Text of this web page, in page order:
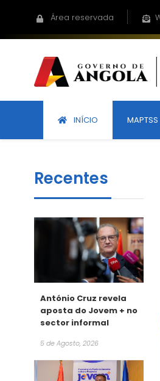
Área reservada
INÍCIO MAPTSS
Recentes
António Cruz revela
aposta do Jovem + no
sector informal
5 de Agosto, 2026